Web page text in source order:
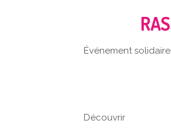
Événement
Découvrir